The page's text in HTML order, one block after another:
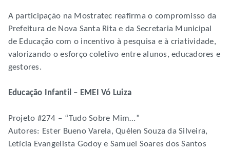
A participação na Mostratec reafirma o compromisso da
Prefeitura de Nova Santa Rita e da Secretaria Municipal
de Educação com o incentivo à pesquisa e à criatividade,
valorizando o esforço coletivo entre alunos, educadores e
gestores.
Educação Infantil – EMEI Vó Luiza
Projeto #274 – “Tudo Sobre Mim…”
Autores: Ester Bueno Varela, Quélen Souza da Silveira,
Letícia Evangelista Godoy e Samuel Soares dos Santos